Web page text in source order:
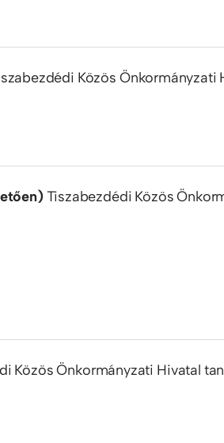
Közös Önkormányzati
Tiszabezdédi Közös
Közös Önkormányzati Hivatal